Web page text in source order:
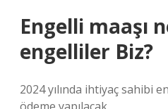
Engelli maaşı
engelliler Biz?
2024 yılında ihtiyaç sahibi